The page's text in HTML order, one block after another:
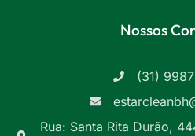
Nossos
(31)
Rua: Santa Rita Durão,